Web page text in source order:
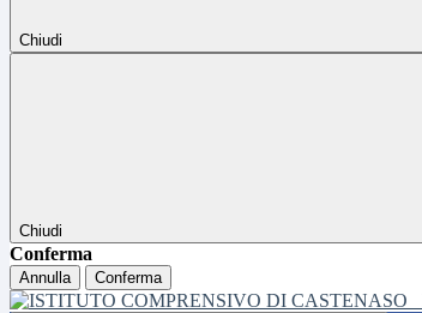
Chiudi
Chiudi
Conferma
Annulla Conferma